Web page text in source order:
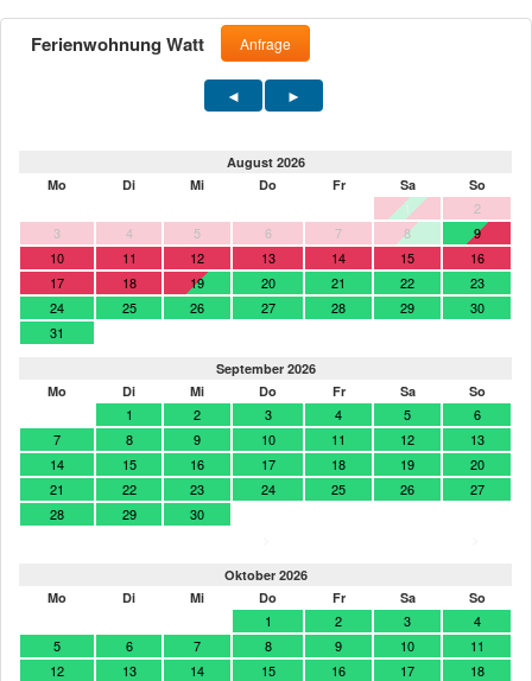
Ferienwohnung Watt Anfrage
August 2026
Mo
Di Mi Do Fr Sa So
1
2
3
4 5 6 7 8
9
10
11 12 13 14 15
16
17
18 19 20 21 22
23
24
25 26 27 28 29
30
31
September 2026
Mo
Di Mi Do Fr Sa So
1 2 3 4 5
6
7
8 9 10 11 12
13
14
15 16 17 18 19
20
21
22 23 24 25 26
27
28
29
30
Oktober 2026
Mo
Di Mi Do Fr Sa So
1 2 3
4
5
6 7 8 9 10
11
12
13 14 15 16 17
18